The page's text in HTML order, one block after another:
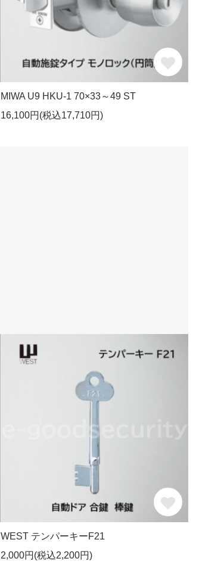
MIWA U9 HKU-1 70×33～49 ST
16,100円(税込17,710円)
WEST テンパーキーF21
2,000円(税込2,200円)